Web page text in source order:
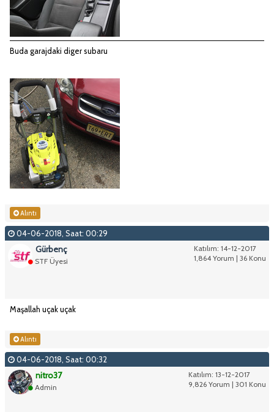
Buda garajdaki diger subaru
Alıntı
04-06-2018, Saat: 00:29
Katılım: 14-12-2017
1,864 Yorum | 36 Konu
Gürbenç
STF Üyesi
Maşallah uçak uçak
Alıntı
04-06-2018, Saat: 00:32
Katılım: 13-12-2017
9,826 Yorum | 301 Konu
nitro37
Admin